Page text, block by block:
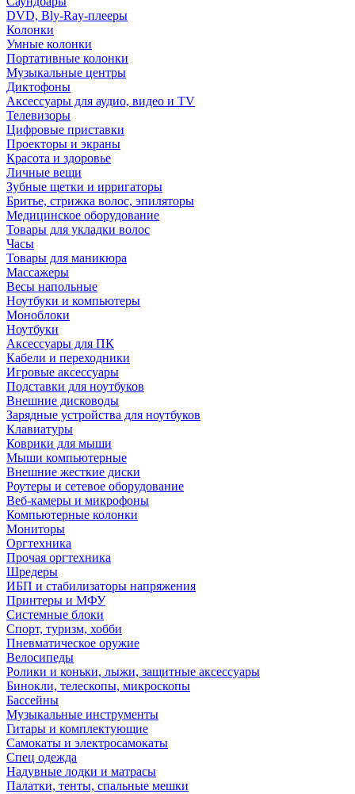
DVD, Bly-Ray-плееры
Колонки
Умные колонки
Портативные колонки
Музыкальные центры
Диктофоны
Аксессуары для аудио, видео и TV
Телевизоры
Цифровые приставки
Проекторы и экраны
Красота и здоровье
Личные вещи
Зубные щетки и ирригаторы
Бритье, стрижка волос, эпиляторы
Медицинское оборудование
Товары для укладки волос
Часы
Товары для маникюра
Массажеры
Весы напольные
Ноутбуки и компьютеры
Моноблоки
Ноутбуки
Аксессуары для ПК
Кабели и переходники
Игровые аксессуары
Подставки для ноутбуков
Внешние дисководы
Зарядные устройства для ноутбуков
Клавиатуры
Коврики для мыши
Мыши компьютерные
Внешние жесткие диски
Роутеры и сетевое оборудование
Веб-камеры и микрофоны
Компьютерные колонки
Мониторы
Оргтехника
Прочая оргтехника
Шредеры
ИБП и стабилизаторы напряжения
Принтеры и МФУ
Системные блоки
Спорт, туризм, хобби
Пневматическое оружие
Велосипеды
Ролики и коньки, лыжи, защитные аксессуары
Бинокли, телескопы, микроскопы
Бассейны
Музыкальные инструменты
Гитары и комплектующие
Самокаты и электросамокаты
Спец одежда
Надувные лодки и матрасы
Палатки, тенты, спальные мешки